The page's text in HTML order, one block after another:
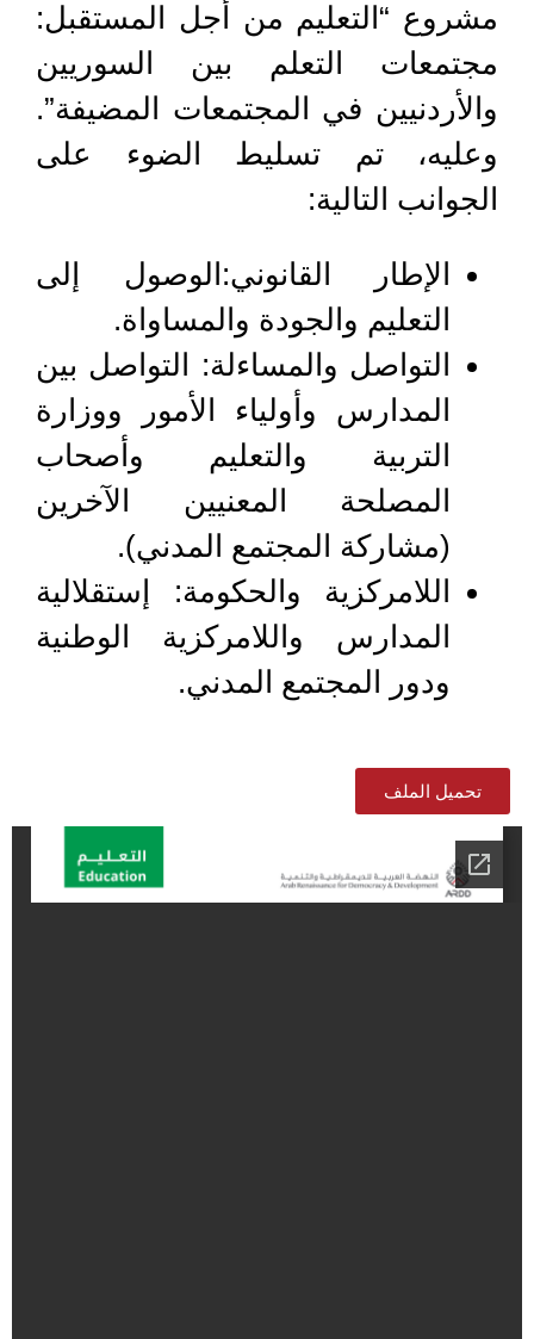
مشروع “التعليم من أجل المستقبل:
مجتمعات التعلم بين السوريين
والأردنيين في المجتمعات المضيفة”.
وعليه، تم تسليط الضوء على
الجوانب التالية:
الإطار القانوني:الوصول إلى
التعليم والجودة والمساواة.
التواصل والمساءلة: التواصل بين
المدارس وأولياء الأمور ووزارة
التربية والتعليم وأصحاب
المصلحة المعنيين الآخرين
(مشاركة المجتمع المدني).
اللامركزية والحكومة: إستقلالية
المدارس واللامركزية الوطنية
ودور المجتمع المدني.
تحميل الملف